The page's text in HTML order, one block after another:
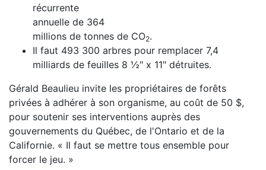
récurrente
annuelle de 364
millions de tonnes de CO2.
Il faut 493 300 arbres pour remplacer 7,4
milliards de feuilles 8 ½" x 11" détruites.
Gérald Beaulieu invite les propriétaires de forêts
privées à adhérer à son organisme, au coût de 50 $,
pour soutenir ses interventions auprès des
gouvernements du Québec, de l'Ontario et de la
Californie. « Il faut se mettre tous ensemble pour
forcer le jeu. »